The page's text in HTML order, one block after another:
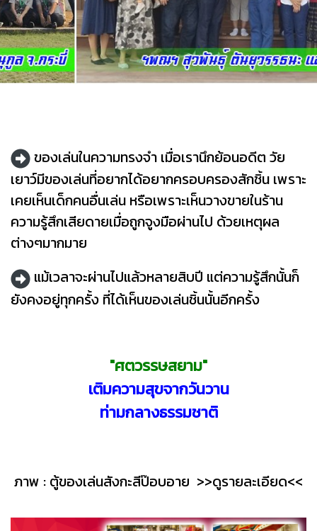
ของเล่นในความทรงจำ เมื่อเรานึกย้อนอดีต วัย
เยาว์มีของเล่นที่อยากได้อยากครอบครองสักชิ้น เพราะ
เคยเห็นเด็กคนอื่นเล่น หรือเพราะเห็นวางขายในร้าน
ความรู้สึกเสียดายเมื่อถูกจูงมือผ่านไป ด้วยเหตุผล
ต่างๆมากมาย
แม้เวลาจะผ่านไปแล้วหลายสิบปี แต่ความรู้สึกนั้นก็
ยังคงอยู่ทุกครั้ง ที่ได้เห็นของเล่นชิ้นนั้นอีกครั้ง
"ศตวรรษสยาม"
เติมความสุขจากวันวาน
ท่ามกลางธรรมชาติ
ภาพ : ตู้ของเล่นสังกะสีป๊อบอาย >>ดูรายละเอียด<<